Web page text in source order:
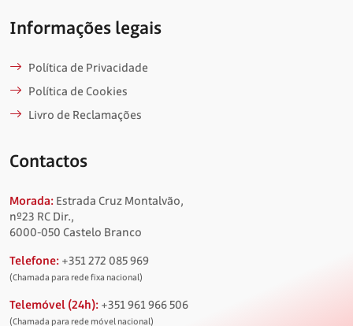
Informações legais
Política de Privacidade
Política de Cookies
Livro de Reclamações
Contactos
Morada: Estrada Cruz Montalvão,
nº23 RC Dir.,
6000-050 Castelo Branco
Telefone: +351 272 085 969
(Chamada para rede fixa nacional)
Telemóvel (24h): +351 961 966 506
(Chamada para rede móvel nacional)